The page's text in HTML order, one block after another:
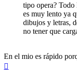
tipo opera? Todo
es muy lento ya
dibujos y letras,
no tener que
En el mio es rápido